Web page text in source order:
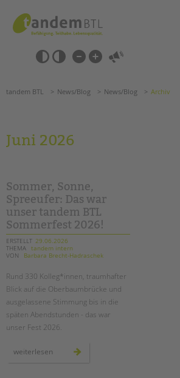
springen
Barrierefrei-
Einstellungen
überspringen
überspringen
Förderzentren
Kollegs
EFöB
Schulbezogene Sozialarbeit
Tagesgruppen
EINGLIEDERUNGSHILFE
BETREUTES WOHNEN
TANDEM BTL AKADEMIE
tandem BTL News/Blog News/Blog Archiv
Juni 2026
Sommer, Sonne,
Spreeufer: Das war
unser tandem BTL
Sommerfest 2026!
ERSTELLT 29.06.2026
THEMA tandem intern
VON
Barbara Brecht-Hadraschek
Rund 330 Kolleg*innen, traumhafter
Blick auf die Oberbaumbrücke und
ausgelassene Stimmung bis in die
späten Abendstunden - das war
unser Fest 2026.
weiterlesen sommer,